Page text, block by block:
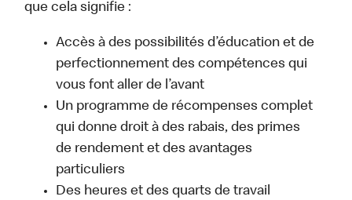
que cela signifie :
Accès à des possibilités d’éducation et de
perfectionnement des compétences qui
vous font aller de l’avant
Un programme de récompenses complet
qui donne droit à des rabais, des primes
de rendement et des avantages
particuliers
Des heures et des quarts de travail